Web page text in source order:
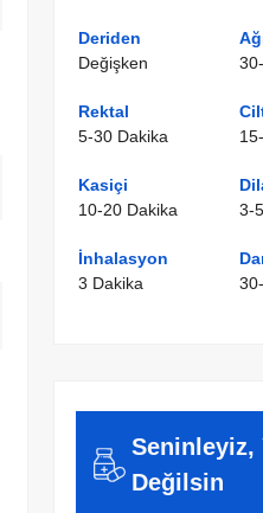
Deriden
Değişken
Rektal
5-30 Dakika
Kasiçi
10-20 Dakika
3-
İnhalasyon
3 Dakika
Seninleyiz,
Değilsin